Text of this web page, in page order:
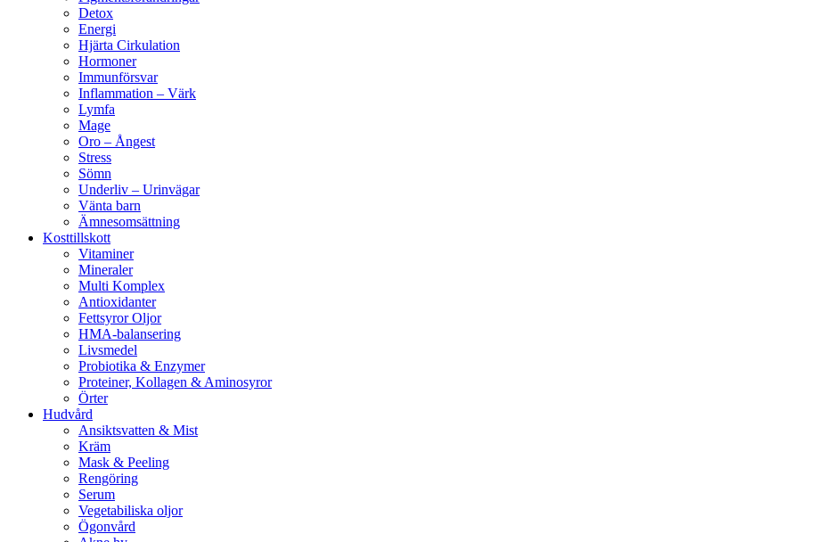
Detox
Energi
Hjärta Cirkulation
Hormoner
Immunförsvar
Inflammation – Värk
Lymfa
Mage
Oro – Ångest
Stress
Sömn
Underliv – Urinvägar
Vänta barn
Ämnesomsättning
Kosttillskott
Vitaminer
Mineraler
Multi Komplex
Antioxidanter
Fettsyror Oljor
HMA-balansering
Livsmedel
Probiotika & Enzymer
Proteiner, Kollagen & Aminosyror
Örter
Hudvård
Ansiktsvatten & Mist
Kräm
Mask & Peeling
Rengöring
Serum
Vegetabiliska oljor
Ögonvård